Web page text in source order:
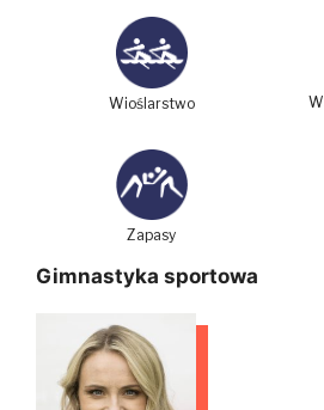
Wioślarstwo
Zapasy
Gimnastyka sportowa